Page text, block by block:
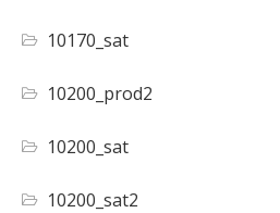
10170_sat
10200_prod2
10200_sat
10200_sat2